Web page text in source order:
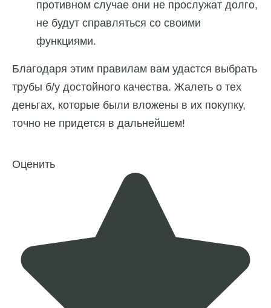
противном случае они не прослужат долго,
не будут справляться со своими
функциями.
Благодаря этим правилам вам удастся выбрать
трубы б/у достойного качества. Жалеть о тех
деньгах, которые были вложены в их покупку,
точно не придется в дальнейшем!
Оценить